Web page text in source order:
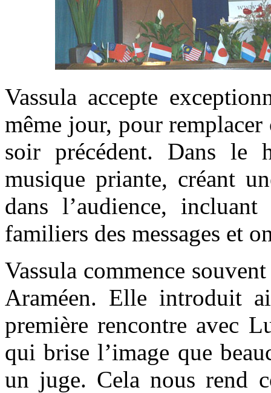
Vassula accepte
même jour, pour remplacer
soir précédent. Dans le
musique priante, créant
dans l’audience,
familiers des messages et
Vassula commence
Araméen. Elle introduit
première rencontre avec
qui brise l’image que
un juge. Cela nous rend